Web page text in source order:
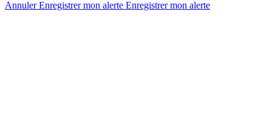
AnnulerEnregistrer mon alerte Enregistrermon alerte